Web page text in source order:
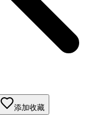
添加收藏